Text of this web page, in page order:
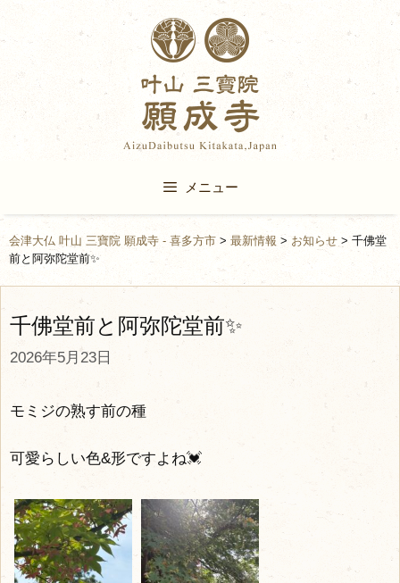
to
content
メニュー
会津大仏 叶山 三寶院 願成寺 - 喜多方市 > 最新情報 > お知らせ > 千佛堂
前と阿弥陀堂前✨
千佛堂前と阿弥陀堂前✨
2026年5月23日
モミジの熟す前の種
可愛らしい色&形ですよね💓